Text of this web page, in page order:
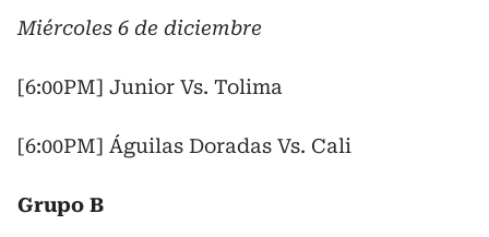
Miércoles 6 de diciembre
[6:00PM] Junior Vs. Tolima
[6:00PM] Águilas Doradas Vs. Cali
Grupo B